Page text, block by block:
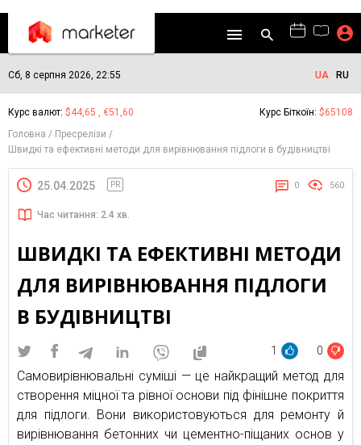
Сб, 8 серпня 2026, 22:55 UA RU
Курс валют: $44,65 , €51,60 Курс Біткоїн: $65108
Головна
Пресрелізи
Швидкі та ефективні методи для вирівнювання підлоги в будівництві
25.04.2025 PR 0 560
Час читання: 2.4 хв.
ШВИДКІ ТА ЕФЕКТИВНІ МЕТОДИ
ДЛЯ ВИРІВНЮВАННЯ ПІДЛОГИ
В БУДІВНИЦТВІ
1 0
Самовирівнювальні суміші — це найкращий метод для
створення міцної та рівної основи під фінішне покриття
для підлоги. Вони використовуються для ремонту й
вирівнювання бетонних чи цементно-піщаних основ у